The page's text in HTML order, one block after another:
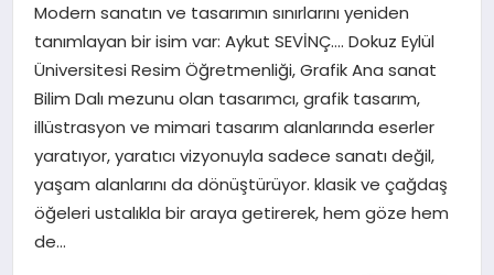
EKONOMI
EĞITIM
SAĞLIK
DÜNYA
Modern sanatın ve tasarımın sınırlarını yeniden
tanımlayan bir isim var: Aykut SEVİNÇ…. Dokuz Eylül
Üniversitesi Resim Öğretmenliği, Grafik Ana sanat
Bilim Dalı mezunu olan tasarımcı, grafik tasarım,
illüstrasyon ve mimari tasarım alanlarında eserler
yaratıyor, yaratıcı vizyonuyla sadece sanatı değil,
yaşam alanlarını da dönüştürüyor. klasik ve çağdaş
öğeleri ustalıkla bir araya getirerek, hem göze hem
de…